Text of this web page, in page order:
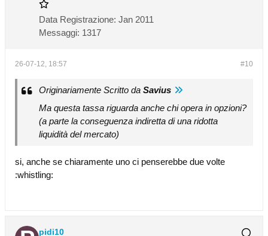
Data Registrazione: Jan 2011
Messaggi: 1317
#10
26-07-12, 18:57
Originariamente Scritto da Savius
Ma questa tassa riguarda anche chi opera in opzioni?
(a parte la conseguenza indiretta di una ridotta
liquidità del mercato)
si, anche se chiaramente uno ci penserebbe due volte
:whistling:
pidi10